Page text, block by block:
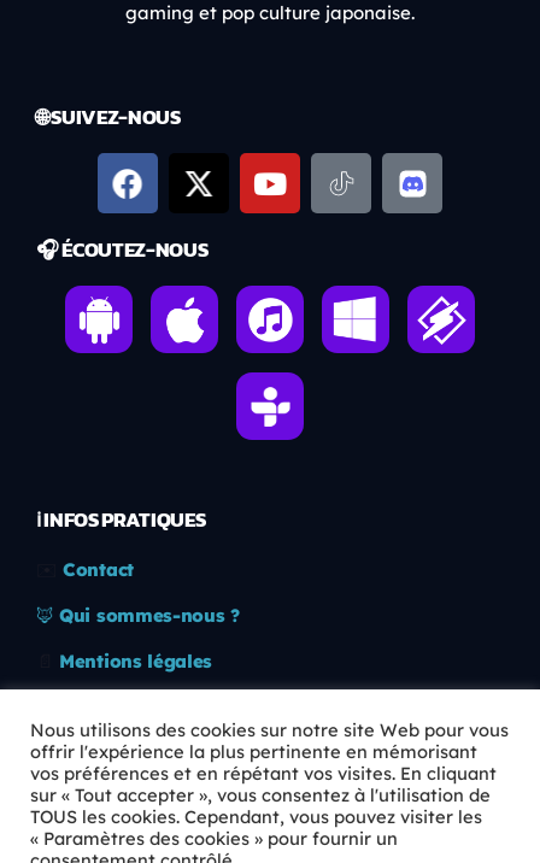
gaming et pop culture japonaise.
🌐 SUIVEZ-NOUS
🎧 ÉCOUTEZ-NOUS
ℹ️ INFOS PRATIQUES
Contact
🦊 Qui sommes-nous ?
Mentions légales
🛡️ RGPD
Copyright © 2026 Animkids. Tous droits réservés.
Nous utilisons des cookies sur notre site Web pour vous
offrir l'expérience la plus pertinente en mémorisant
vos préférences et en répétant vos visites. En cliquant
sur « Tout accepter », vous consentez à l'utilisation de
TOUS les cookies. Cependant, vous pouvez visiter les
« Paramètres des cookies » pour fournir un